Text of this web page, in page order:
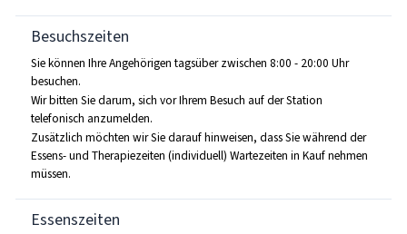
Besuchszeiten
Sie können Ihre Angehörigen tagsüber zwischen 8:00 - 20:00 Uhr
besuchen.
Wir bitten Sie darum, sich vor Ihrem Besuch auf der Station
telefonisch anzumelden.
Zusätzlich möchten wir Sie darauf hinweisen, dass Sie während der
Essens- und Therapiezeiten (individuell) Wartezeiten in Kauf nehmen
müssen.
Essenszeiten